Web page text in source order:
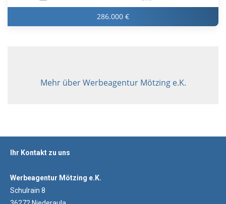
286.000 €
Mehr über Werbeagentur Mötzing e.K.
Ihr Kontakt zu uns
Werbeagentur Mötzing e.K.
Schulrain 8